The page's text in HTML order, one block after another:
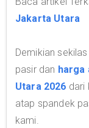
Jakarta Utara
Demikian
pasir dan harga
Utara 2026 dari
atap spandek
kami.